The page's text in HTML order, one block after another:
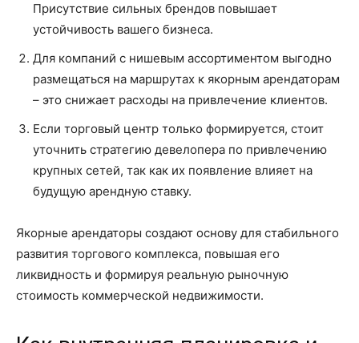
Присутствие сильных брендов повышает
устойчивость вашего бизнеса.
Для компаний с нишевым ассортиментом выгодно
размещаться на маршрутах к якорным арендаторам
– это снижает расходы на привлечение клиентов.
Если торговый центр только формируется, стоит
уточнить стратегию девелопера по привлечению
крупных сетей, так как их появление влияет на
будущую арендную ставку.
Якорные арендаторы создают основу для стабильного
развития торгового комплекса, повышая его
ликвидность и формируя реальную рыночную
стоимость коммерческой недвижимости.